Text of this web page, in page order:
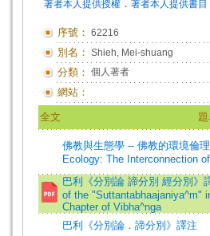
著者本人提供授權 ． 著者本人提供書目
序號： 62216
別名： Shieh, Mei-shuang
分類： 個人著者
網站：
全文 題
佛教與生態學 -- 佛教的環境倫
Ecology: The Interconnection
巴利《分別論 諦分別 經分別》
of the "Suttantabhaajaniya^m"
Chapter of Vibha^nga
巴利《分別論．諦分別》譯注